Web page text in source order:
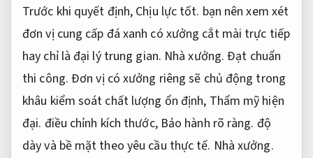
Trước khi quyết định, Chịu lực tốt. bạn nên xem xét
đơn vị cung cấp đá xanh có xưởng cắt mài trực tiếp
hay chỉ là đại lý trung gian. Nhà xưởng. Đạt chuẩn
thi công. Đơn vị có xưởng riêng sẽ chủ động trong
khâu kiểm soát chất lượng ổn định, Thẩm mỹ hiện
đại. điều chỉnh kích thước, Bảo hành rõ ràng. độ
dày và bề mặt theo yêu cầu thực tế. Nhà xưởng.